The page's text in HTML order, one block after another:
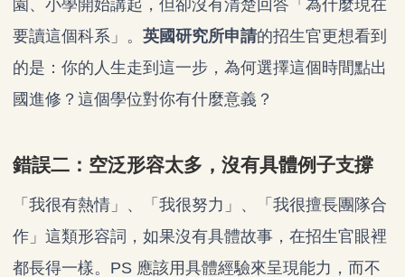
園、小學開始講起，但卻沒有清楚回答「為什麼現在
要讀這個科系」。 英國研究所申請的招生官更想看到
的是：你的人生走到這一步，為何選擇這個時間點出
國進修？這個學位對你有什麼意義？
錯誤二：空泛形容太多，沒有具體例子支撐
「我很有熱情」、「我很努力」、「我很擅長團隊合
作」這類形容詞，如果沒有具體故事，在招生官眼裡
都長得一樣。PS 應該用具體經驗來呈現能力，而不